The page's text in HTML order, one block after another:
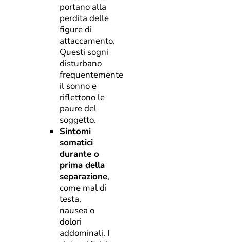
portano alla
perdita delle
figure di
attaccamento.
Questi sogni
disturbano
frequentemente
il sonno e
riflettono le
paure del
soggetto.
Sintomi
somatici
durante o
prima della
separazione,
come mal di
testa,
nausea o
dolori
addominali. I